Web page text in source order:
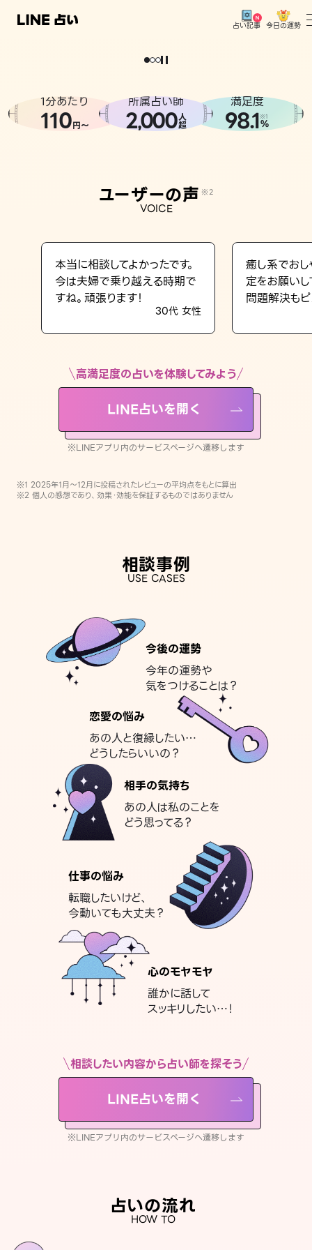
占い記事 今日の運勢
相談事例
LINE占いを開く
※LINEアプリ内のサービスページへ遷移します
どうせなら
。
1分あたり
110円〜
所属占い師
2,000人
超
満足度
98.1※1
%
ユーザーの声 ※2
VOICE
本当に相談してよかったです。
今は夫婦で乗り越える時期で
すね。頑張ります！
30代 女性
癒し系でおし
定をお願い
問題解決もピ
高満足度の占いを体験してみよう
LINE占いを開く
※LINEアプリ内のサービスページへ遷移します
※1 2025年1月〜12月に投稿されたレビューの平均点をもとに算出
※2 個人の感想であり、効果・効能を保証するものではありません
相談事例
USE CASES
今後の運勢
今年の運勢や
気をつけることは？
恋愛の悩み
あの人と復縁したい…
どうしたらいいの？
相手の気持ち
あの人は私のことを
どう思ってる？
仕事の悩み
転職したいけど、
今動いても大丈夫？
心のモヤモヤ
誰かに話して
スッキリしたい…！
相談したい内容から占い師を探そう
LINE占いを開く
※LINEアプリ内のサービスページへ遷移します
占いの流れ
HOW TO